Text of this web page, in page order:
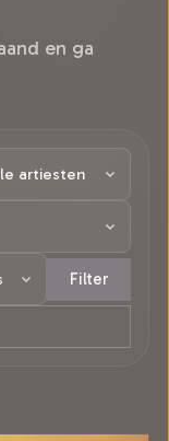
en ga
Filter